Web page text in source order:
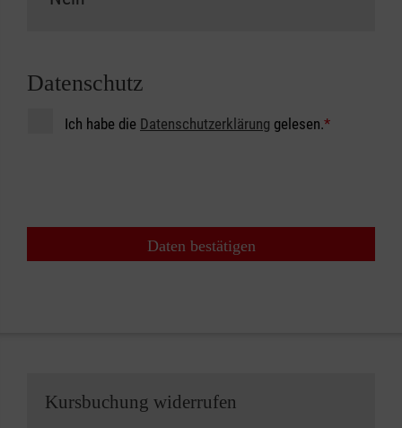
Datenschutz
Ich habe die Datenschutzerklärung gelesen.*
Daten bestätigen
Kursbuchung widerrufen